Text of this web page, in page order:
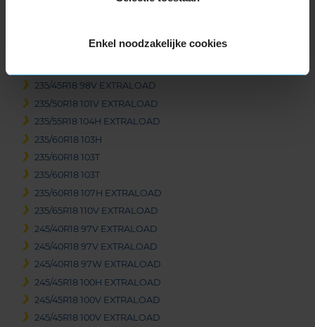
Enkel noodzakelijke cookies
235/40R18 95V EXTRALOAD
235/45R18 98V EXTRALOAD
235/50R18 101V EXTRALOAD
235/55R18 104H EXTRALOAD
235/60R18 103H
235/60R18 103T
235/60R18 103T
235/60R18 107H EXTRALOAD
235/65R18 110V EXTRALOAD
245/40R18 97V EXTRALOAD
245/40R18 97V EXTRALOAD
245/40R18 97W EXTRALOAD
245/45R18 100H EXTRALOAD
245/45R18 100V EXTRALOAD
245/45R18 100V EXTRALOAD